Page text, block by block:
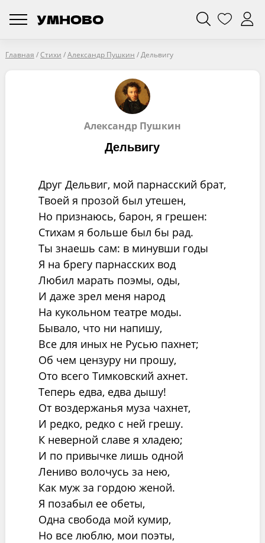
Главная /Стихи /Александр Пушкин /Дельвигу
Александр Пушкин
Дельвигу
Друг Дельвиг, мой парнасский брат,
Твоей я прозой был утешен,
Но признаюсь, барон, я грешен:
Стихам я больше был бы рад.
Ты знаешь сам: в минувши годы
Я на брегу парнасских вод
Любил марать поэмы, оды,
И даже зрел меня народ
На кукольном театре моды.
Бывало, что ни напишу,
Все для иных не Русью пахнет;
Об чем цензуру ни прошу,
Ото всего Тимковский ахнет.
Теперь едва, едва дышу!
От воздержанья муза чахнет,
И редко, редко с ней грешу.
К неверной славе я хладею;
И по привычке лишь одной
Лениво волочусь за нею,
Как муж за гордою женой.
Я позабыл ее обеты,
Одна свобода мой кумир,
Но все люблю, мои поэты,